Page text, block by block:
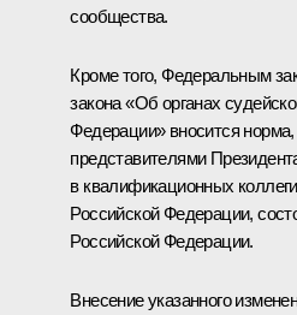
сообщества.
Кроме того, Федеральным
закона «Об органах
Федерации» вносится норма,
представителями
в квалификационных
Российской Федерации,
Российской Федерации.
Внесение указанного